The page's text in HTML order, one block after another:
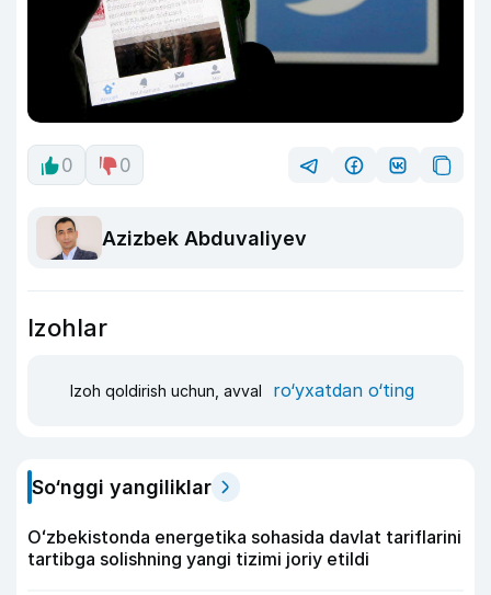
0 0
Azizbek Abduvaliyev
Izohlar
Izoh qoldirish uchun, avval ro‘yxatdan o‘ting
So‘nggi yangiliklar
Oʻzbekistonda energetika sohasida davlat tariflarini
tartibga solishning yangi tizimi joriy etildi